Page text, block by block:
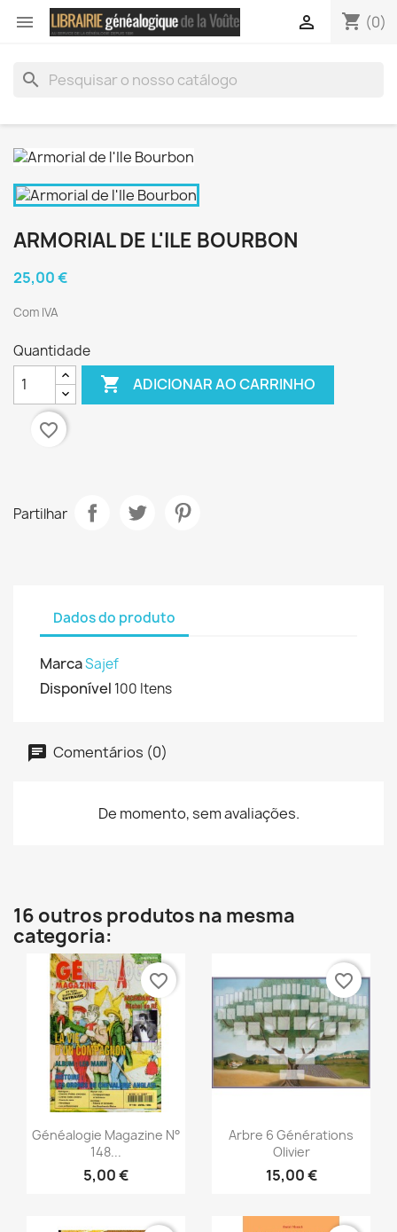
 shopping_cart (0)

search
ARMORIAL DE L'ILE BOURBON
25,00 €
Com IVA
Quantidade
 ADICIONAR AO CARRINHO
favorite_border
Partilhar
Dados do produto
MarcaSajef
Disponível 100 Itens
Comentários (0)
De momento, sem avaliações.
16 outros produtos na mesma
categoria:
Vista rápida
Généalogie Magazine N°
148...
5,00 €
favorite_border
Vista rápida
Arbre 6 Générations
Olivier
15,00 €
favorite_border